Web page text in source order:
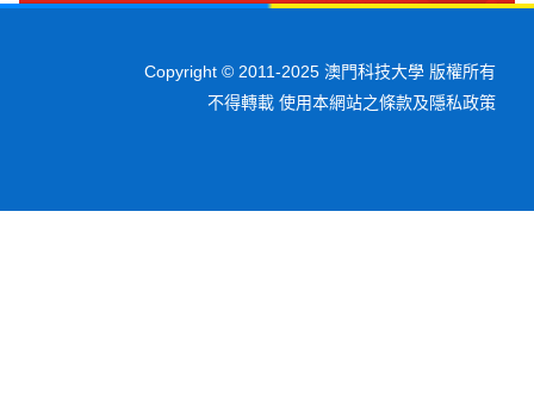
Copyright © 2011-2025 澳門科技大學 版權所有
不得轉載 使用本網站之條款及隱私政策